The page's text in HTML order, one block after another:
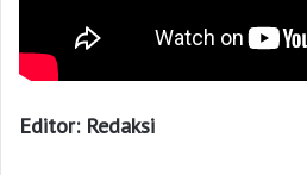
Editor: Redaksi